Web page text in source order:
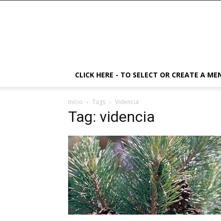
CLICK HERE - TO SELECT OR CREATE A
Início Tags Videncia
Tag: videncia